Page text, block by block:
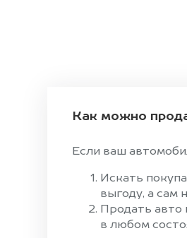
Как можно
Если ваш
Искать
выгоду, а сам
Продать авто
в любом